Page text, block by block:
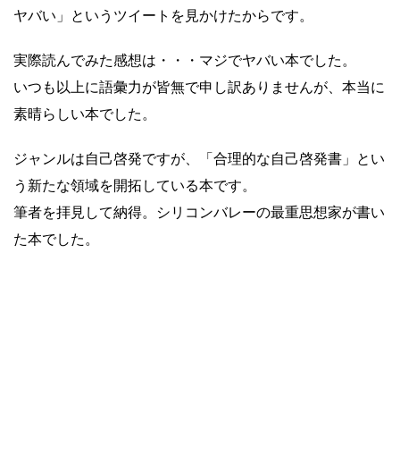
い。
ヤバい」というツイートを見かけたからです。
実際読んでみた感想は・・・マジでヤバい本でした。
いつも以上に語彙力が皆無で申し訳ありませんが、本当に
素晴らしい本でした。
ジャンルは自己啓発ですが、「合理的な自己啓発書」とい
う新たな領域を開拓している本です。
筆者を拝見して納得。シリコンバレーの最重思想家が書い
た本でした。